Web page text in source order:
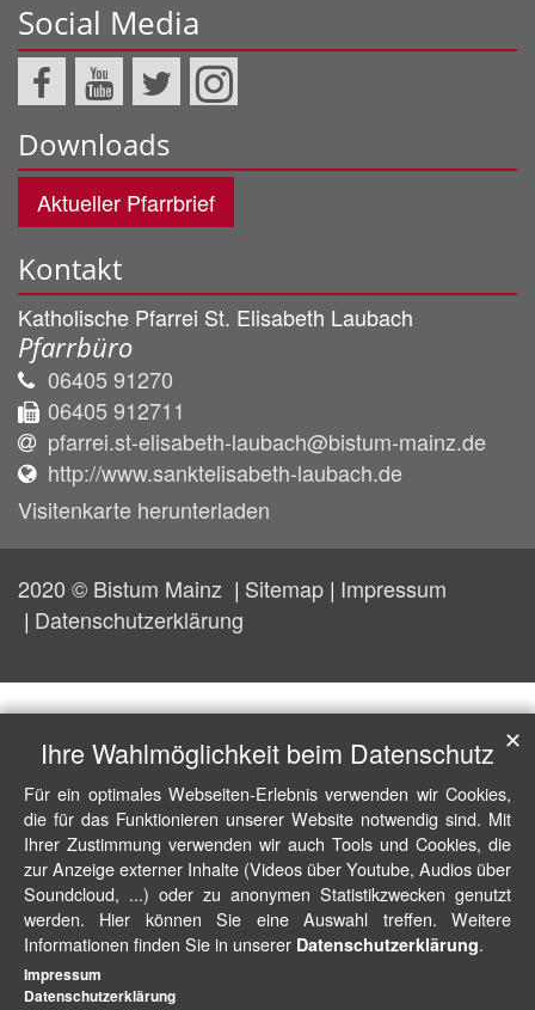
Social Media
Downloads
Aktueller Pfarrbrief
Kontakt
Katholische Pfarrei St. Elisabeth Laubach
Pfarrbüro
06405 91270
06405 912711
pfarrei.st-elisabeth-laubach@bistum-mainz.de
http://www.sanktelisabeth-laubach.de
Visitenkarte herunterladen
2020 © Bistum Mainz Sitemap Impressum
Datenschutzerklärung
Ihre Wahlmöglichkeit beim Datenschutz
Für ein optimales Webseiten-Erlebnis verwenden wir Cookies,
die für das Funktionieren unserer Website notwendig sind. Mit
Ihrer Zustimmung verwenden wir auch Tools und Cookies, die
zur Anzeige externer Inhalte (Videos über Youtube, Audios über
Soundcloud, ...) oder zu anonymen Statistikzwecken genutzt
werden. Hier können Sie eine Auswahl treffen. Weitere
Informationen finden Sie in unserer Datenschutzerklärung.
✕
Impressum
Datenschutzerklärung